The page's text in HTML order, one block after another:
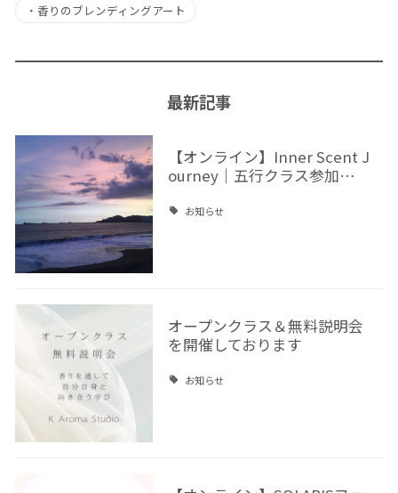
・ 香りのブレンディングアート
最新記事
【オンライン】Inner Scent J
ourney｜五行クラス参加…
お知らせ
オープンクラス＆無料説明会
を開催しております
お知らせ